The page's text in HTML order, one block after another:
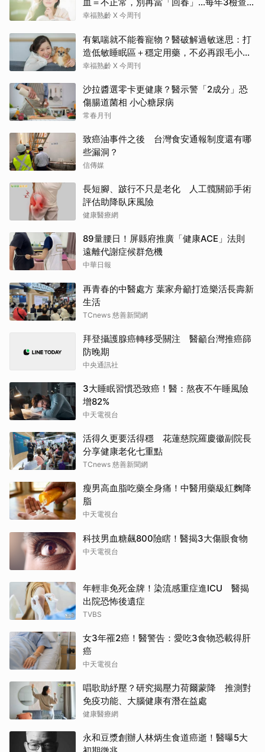
命：早期治癒率達9成5
幸福熟齡 X 今周刊
有氣喘就不能養寵物？醫破解過敏迷思：打
造低敏睡眠區＋穩定用藥，不必再跟毛小孩
分離
幸福熟齡 X 今周刊
沙拉醬選零卡更健康？醫示警「2成分」恐
傷腸道菌相 小心糖尿病
常春月刊
致癌油事件之後 台灣食安通報制度還有哪
些漏洞？
信傳媒
長短腳、跛行不只是老化 人工髖關節手術
評估助降臥床風險
健康醫療網
89量腰日！屏縣府推廣「健康ACE」法則
遠離代謝症候群危機
中華日報
再青春的中醫處方 葉家舟籲打造樂活長壽新
生活
TCnews 慈善新聞網
拜登攝護腺癌轉移受關注 醫籲台灣推癌篩
防晚期
中央通訊社
3大睡眠習慣恐致癌！醫：熬夜不午睡風險
增82%
中天電視台
活得久更要活得穩 花蓮慈院羅慶徽副院長
分享健康老化七重點
TCnews 慈善新聞網
瘦男高血脂吃藥全身痛！中醫用藥級紅麴降
脂
中天電視台
科技男血糖飆800險瞎！醫揭3大傷眼食物
中天電視台
年輕非免死金牌！染流感重症進ICU 醫揭
出院恐怖後遺症
TVBS
女3年罹2癌！醫警告：愛吃3食物恐載得肝
癌
中天電視台
唱歌助紓壓？研究揭壓力荷爾蒙降 推測對
免疫功能、大腦健康有潛在益處
健康醫療網
永和豆漿創辦人林炳生食道癌逝！醫曝5大